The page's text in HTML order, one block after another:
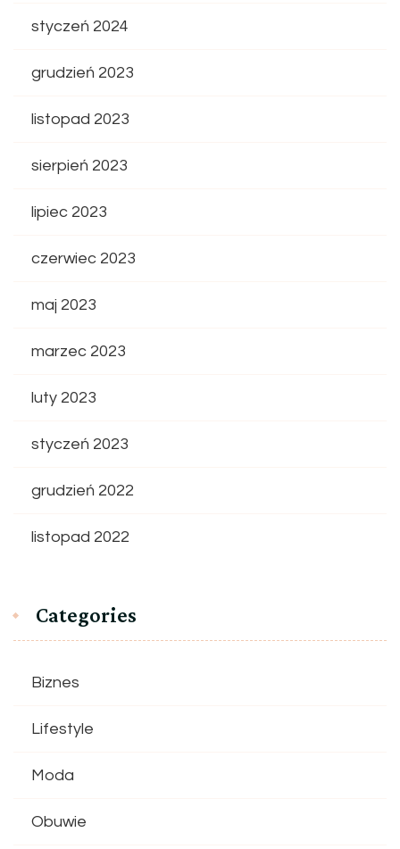
styczeń 2024
grudzień 2023
listopad 2023
sierpień 2023
lipiec 2023
czerwiec 2023
maj 2023
marzec 2023
luty 2023
styczeń 2023
grudzień 2022
listopad 2022
Categories
Biznes
Lifestyle
Moda
Obuwie